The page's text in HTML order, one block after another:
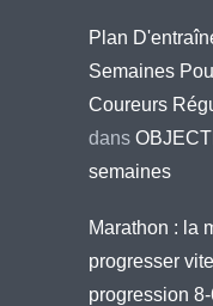
Plan
Semaines
Coureurs
dans
semaines
Marathon : la
progresser vite
progression